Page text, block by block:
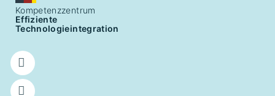
Kompetenzzentrum
Effiziente
Technologieintegration
Follow
us on